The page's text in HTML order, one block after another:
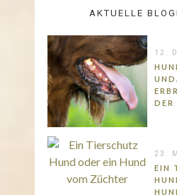
AKTUELLE
12.
DER
23.
EIN